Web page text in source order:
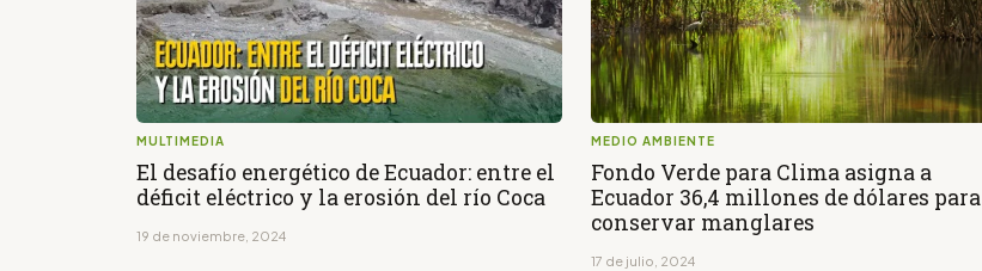
MULTIMEDIA
El desafío energético de Ecuador: entre el
déficit eléctrico y la erosión del río Coca
19 de noviembre, 2024
MEDIO AMBIENTE
Fondo Verde para Clima asigna a
Ecuador 36,4 millones de dólares para
conservar manglares
17 de julio, 2024